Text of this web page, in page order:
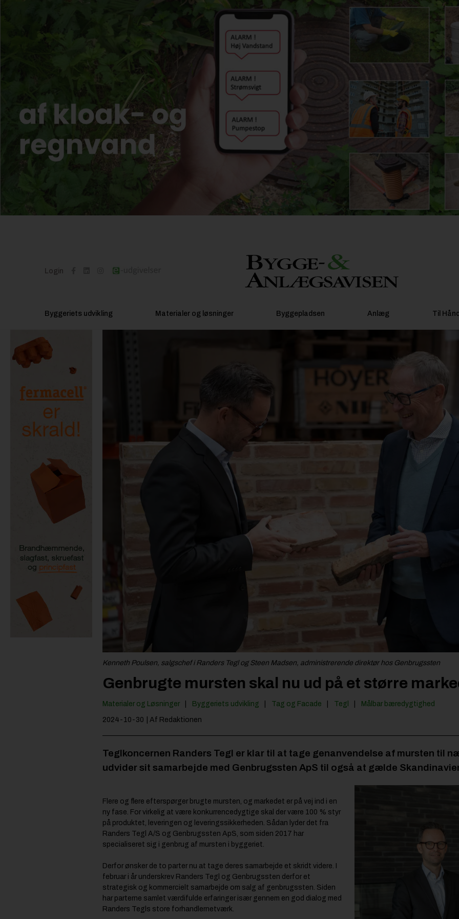
Login
Byggeriets udvikling Materialer og løsninger Byggepladsen Anlæg Til
Kenneth Poulsen, salgschef i Randers Tegl og Steen Madsen, administrerende direktør hos Genbrugssten
Genbrugte mursten skal nu ud på et større
Materialer og Løsninger Byggeriets udvikling Tag og Facade Tegl Målbar bæredygtighed
2024-10-30 | Af Redaktionen
Teglkoncernen Randers Tegl er klar til at tage genanvendelse af mursten til
udvider sit samarbejde med Genbrugssten ApS til også at gælde
Flere og flere efterspørger brugte mursten, og markedet er på vej ind i en
ny fase. For virkelig at være konkurrencedygtige skal der være 100 % styr
på produktet, leveringen og leveringssikkerheden. Sådan lyder det fra
Randers Tegl A/S og Genbrugssten ApS, som siden 2017 har
specialiseret sig i genbrug af mursten i byggeriet.
Derfor ønsker de to parter nu at tage deres samarbejde et skridt videre. I
februar i år underskrev Randers Tegl og Genbrugssten derfor et
strategisk og kommercielt samarbejde om salg af genbrugssten. Siden
har parterne samlet værdifulde erfaringer især gennem en god dialog med
Randers Tegls store forhandlernetværk.